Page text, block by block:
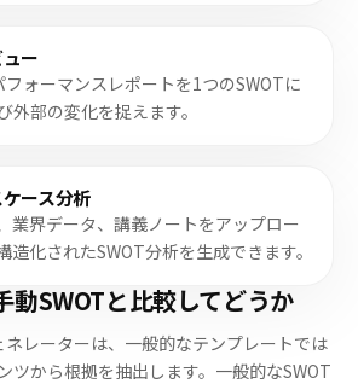
ー
ォーマンスレポートを1つのSWOTに
外部の変化を捉えます。
ース分析
業界データ、講義ノートをアップロー
造化されたSWOT分析を生成できます。
動SWOTと比較してどうか
レーターは、一般的なテンプレートでは
ツから根拠を抽出します。一般的なSWOT